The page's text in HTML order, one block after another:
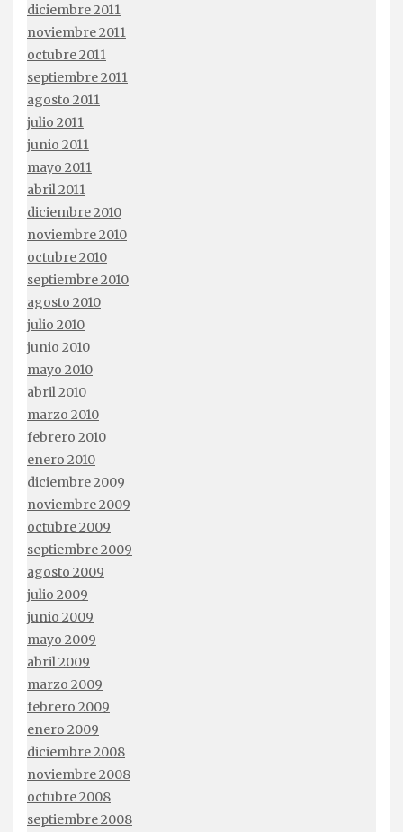
diciembre 2011
noviembre 2011
octubre 2011
septiembre 2011
agosto 2011
julio 2011
junio 2011
mayo 2011
abril 2011
diciembre 2010
noviembre 2010
octubre 2010
septiembre 2010
agosto 2010
julio 2010
junio 2010
mayo 2010
abril 2010
marzo 2010
febrero 2010
enero 2010
diciembre 2009
noviembre 2009
octubre 2009
septiembre 2009
agosto 2009
julio 2009
junio 2009
mayo 2009
abril 2009
marzo 2009
febrero 2009
enero 2009
diciembre 2008
noviembre 2008
octubre 2008
septiembre 2008